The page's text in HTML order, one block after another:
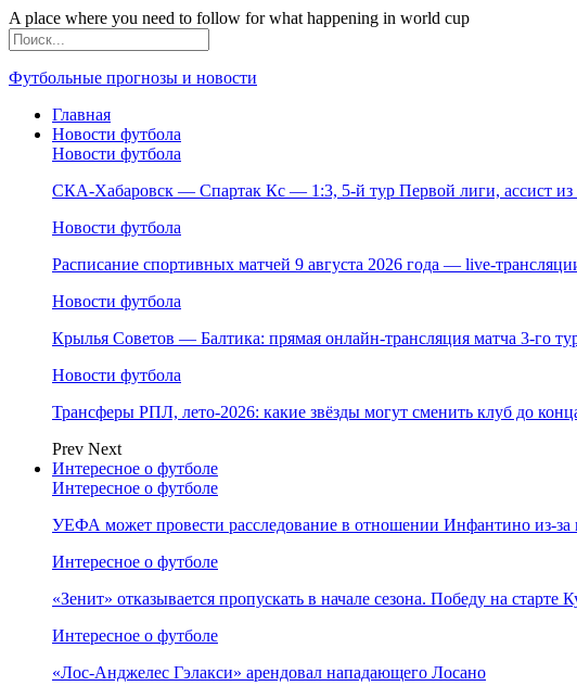
A place where you need to follow for what happening in world cup
Футбольные прогнозы и новости
Главная
Новости футбола
Новости футбола
СКА-Хабаровск — Спартак Кс — 1:3, 5-й тур Первой лиги, ассист из
Новости футбола
Расписание спортивных матчей 9 августа 2026 года — live-
Новости футбола
Крылья Советов — Балтика: прямая онлайн-трансляция матча 3-го
Новости футбола
Трансферы РПЛ, лето-2026: какие звёзды могут сменить клуб до
Prev Next
Интересное о футболе
Интересное о футболе
УЕФА может провести расследование в отношении Инфантино
Интересное о футболе
«Зенит» отказывается пропускать в начале сезона. Победу на старте
Интересное о футболе
«Лос‑Анджелес Гэлакси» арендовал нападающего Лосано